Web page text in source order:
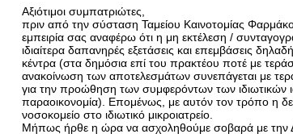
Αξιότιμοι συμπατριώτες,
πριν από την σύσταση Ταμείου Καινοτομίας
εμπειρία σας αναφέρω ότι η μη εκτέλεση /
ιδιαίτερα δαπανηρές εξετάσεις και επεμβάσεις
κέντρα (στα δημόσια επί του πρακτέου ποτέ με
ανακοίνωση των αποτελεσμάτων συνεπάγεται με
για την προώθηση των συμφερόντων των ιδιωτικών
παραοικονομία). Επομένως, με αυτόν τον τρόπο η
νοσοκομείο στο ιδιωτικό μικροιατρείο.
Μήπως ήρθε η ώρα να ασχοληθούμε σοβαρά με την